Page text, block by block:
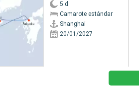
5 d
Camarote estándar
Shanghai
20/01/2027